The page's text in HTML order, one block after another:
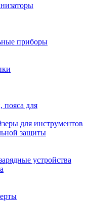
приборы
пояса для
для инструментов
защиты
устройства